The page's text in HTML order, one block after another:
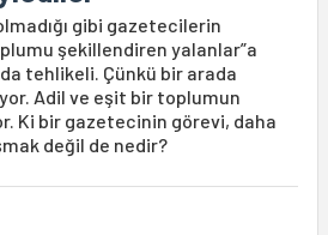
gibi gazetecilerin
şekillendiren yalanlar”a
tehlikeli. Çünkü bir arada
Adil ve eşit bir toplumun
Ki bir gazetecinin görevi, daha
değil de nedir?